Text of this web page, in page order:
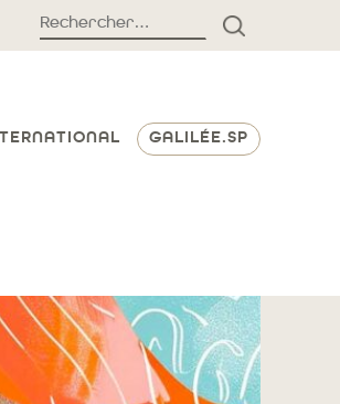
Rechercher :
GALILÉE.SP